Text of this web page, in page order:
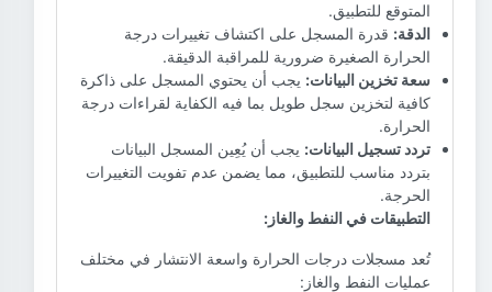
المتوقع للتطبيق.
الدقة: قدرة المسجل على اكتشاف تغييرات درجة
الحرارة الصغيرة ضرورية للمراقبة الدقيقة.
سعة تخزين البيانات: يجب أن يحتوي المسجل على ذاكرة
كافية لتخزين سجل طويل بما فيه الكفاية لقراءات درجة
الحرارة.
تردد تسجيل البيانات: يجب أن يُعِين المسجل البيانات
بتردد مناسب للتطبيق، مما يضمن عدم تفويت التغييرات
الحرجة.
التطبيقات في النفط والغاز:
تُعد مسجلات درجات الحرارة واسعة الانتشار في مختلف
عمليات النفط والغاز: